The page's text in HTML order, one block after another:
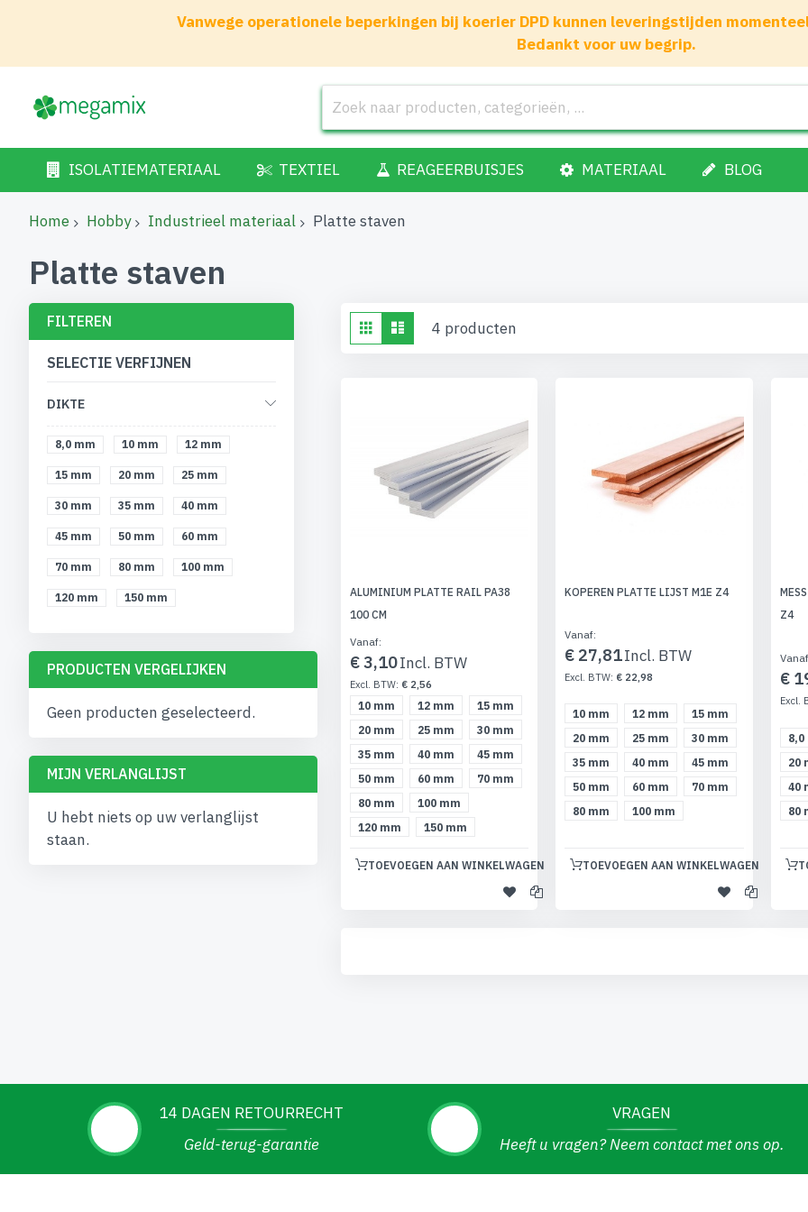
Vanwege operationele beperkingen bij koerier DPD kunnen leveringstijden
Bedankt voor uw begrip.
ISOLATIEMATERIAAL TEXTIEL REAGEERBUISJES MATERIAAL BLOG
Home Hobby Industrieel materiaal Platte staven
Platte staven
Tonen
als
Foto-
tabel
Lijst4 producten
ALUMINIUM PLATTE RAIL PA38
100 CM
Vanaf
€ 3,10
€ 2,56
10 mm 12 mm
15 mm
20 mm
25 mm
30 mm
35 mm
40 mm
45 mm
50 mm
60 mm
70 mm
80 mm
100 mm
120 mm
150 mm
TOEVOEGEN AAN WINKELWAGEN
KOPEREN PLATTE LIJST M1E Z4
Vanaf
€ 27,81
€ 22,98
10 mm 12 mm
15 mm
20 mm
25 mm
30 mm
35 mm
40 mm
45 mm
50 mm
60 mm
70 mm
80 mm
100 mm
TOEVOEGEN AAN WINKELWAGEN
Z4
Vanaf
€
8,0
20
40
80
FILTEREN
SELECTIE VERFIJNEN
DIKTE
8,0 mm 10 mm 12 mm
15 mm 20 mm 25 mm
30 mm 35 mm 40 mm
45 mm 50 mm 60 mm
70 mm 80 mm 100 mm
120 mm 150 mm
PRODUCTEN VERGELIJKEN
Geen producten geselecteerd.
MIJN VERLANGLIJST
U hebt niets op uw verlanglijst
staan.
14 DAGEN RETOURRECHT
Geld-terug-garantie
VRAGEN
Heeft u vragen? Neem contact met ons op.